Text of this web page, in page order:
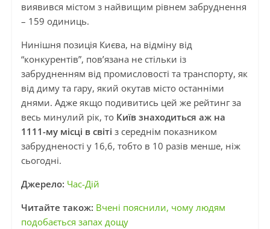
виявився містом з найвищим рівнем забруднення
– 159 одиниць.
Нинішня позиція Києва, на відміну від
“конкурентів”, пов’язана не стільки із
забрудненням від промисловості та транспорту, як
від диму та гару, який окутав місто останніми
днями. Адже якщо подивитись цей же рейтинг за
весь минулий рік, то Київ знаходиться аж на
1111-му місці в світі з середнім показником
забрудненості у 16,6, тобто в 10 разів менше, ніж
сьогодні.
Джерело: Час-Дій
Читайте також: Вчені пояснили, чому людям
подобається запах дощу